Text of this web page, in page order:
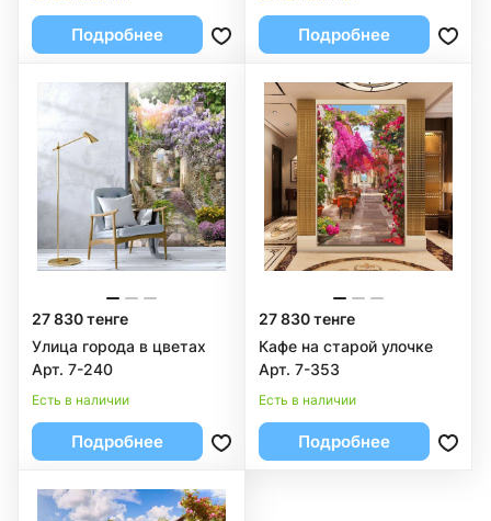
Подробнее Подробнее
27 830 тенге
Улица города в цветах
Арт. 7-240
Есть в наличии
Подробнее
27 830 тенге
Кафе на старой улочке
Арт. 7-353
Есть в наличии
Подробнее